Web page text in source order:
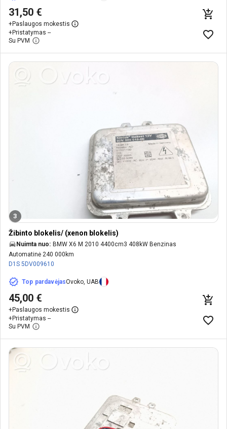
31,50 €
+Paslaugos mokestis
+Pristatymas --
Su PVM
3
Žibinto blokelis/ (xenon blokelis)
Nuimta nuo: BMW X6 M 2010 4400cm3 408kW Benzinas
Automatinė 240 000km
D1S 5DV009610
Top pardavėjasOvoko, UAB
45,00 €
+Paslaugos mokestis
+Pristatymas --
Su PVM